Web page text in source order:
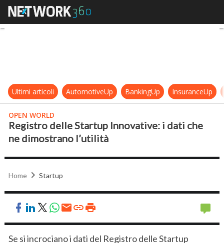
Registro delle Startup Innovative:
Ultimi articoli AutomotiveUp BankingUp InsuranceUp
OPEN WORLD
Registro delle Startup Innovative: i dati che
ne dimostrano l’utilità
Home Startup
Se si incrociano i dati del Registro delle Startup